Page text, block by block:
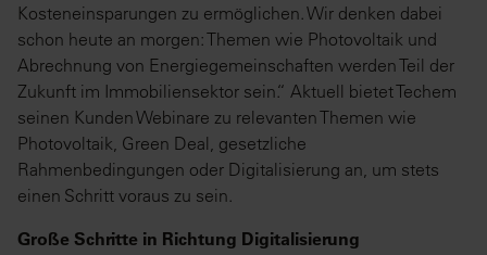
Kosteneinsparungen zu ermöglichen. Wir denken dabei
schon heute an morgen: Themen wie Photovoltaik und
Abrechnung von Energiegemeinschaften werden Teil der
Zukunft im Immobiliensektor sein.“ Aktuell bietet Techem
seinen Kunden Webinare zu relevanten Themen wie
Photovoltaik, Green Deal, gesetzliche
Rahmenbedingungen oder Digitalisierung an, um stets
einen Schritt voraus zu sein.
Große Schritte in Richtung Digitalisierung